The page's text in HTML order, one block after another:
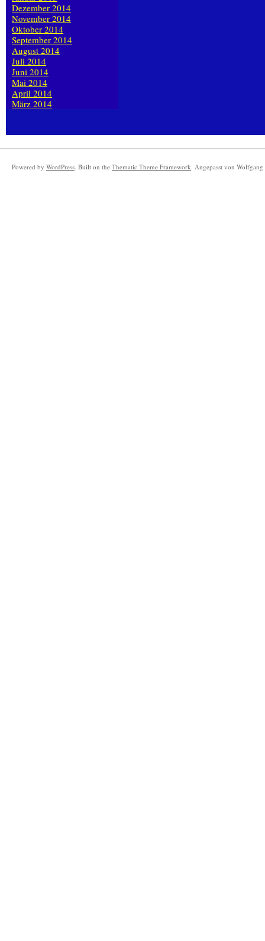
Dezember 2014
November 2014
Oktober 2014
September 2014
August 2014
Juli 2014
Juni 2014
Mai 2014
April 2014
März 2014
Powered by WordPress. Built on the Thematic Theme Framework. Angepasst von